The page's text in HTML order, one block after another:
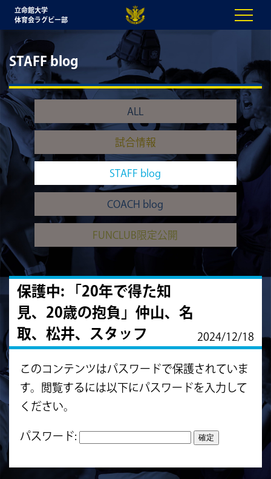
立命館大学
体育会ラグビー部
STAFF blog
ALL
試合情報
STAFF blog
COACH blog
FUNCLUB限定公開
保護中: 「20年で得た知
見、20歳の抱負」仲山、名
取、松井、スタッフ
2024/12/18
このコンテンツはパスワードで保護されていま
す。閲覧するには以下にパスワードを入力して
ください。
パスワード: